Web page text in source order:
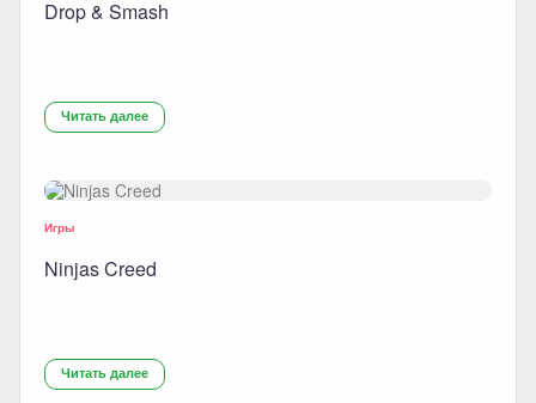
Drop & Smash
Читать далее
Игры
Ninjas Creed
Читать далее